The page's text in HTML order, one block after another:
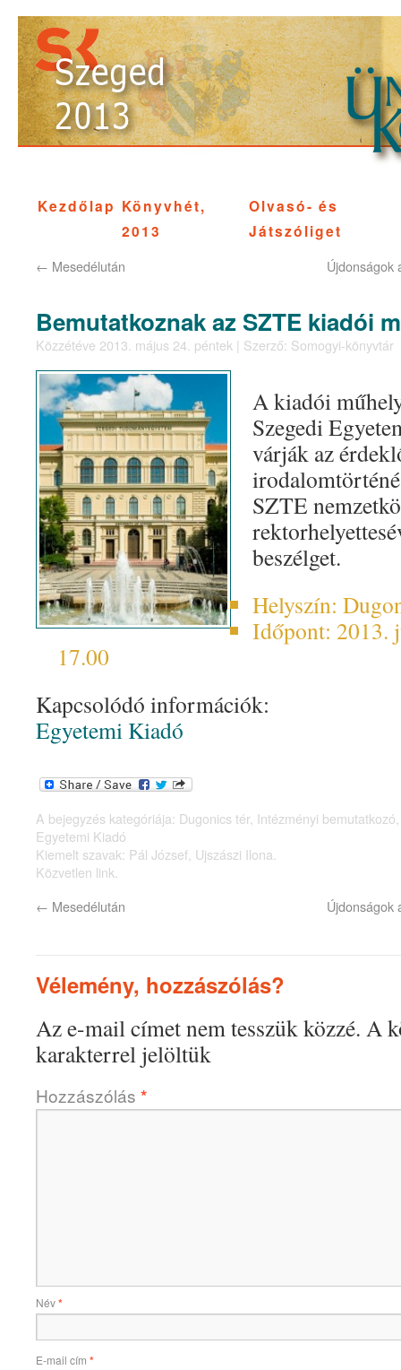
Kezdőlap Könyvhét,
2013
Olvasó- és
Játszóliget
← Mesedélután Újdonságok
Bemutatkoznak az SZTE kiadói
Közzétéve 2013. május 24. péntek | Szerző: Somogyi-könyvtár
A kiadói
Szegedi
várják az
SZTE
beszélget.
Helyszín:
Időpont: 2013.
17.00
Kapcsolódó információk:
Egyetemi Kiadó
A bejegyzés kategóriája: Dugonics tér, Intézményi bemutatkozó
Egyetemi Kiadó
Kiemelt szavak: Pál József, Ujszászi Ilona.
Közvetlen link.
← Mesedélután Újdonságok
Vélemény, hozzászólás?
Az e-mail címet nem tesszük közzé. A
karakterrel jelöltük
Hozzászólás *
Név*
E-mail cím *